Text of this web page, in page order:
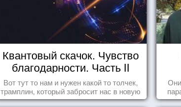
Квантовый скачок. Чувство
благодарности. Часть II
Вот тут то нам и нужен какой то толчек,
трамплин, который забросит нас в новую
реальность. БЛАГОДАРНОСТЬ.